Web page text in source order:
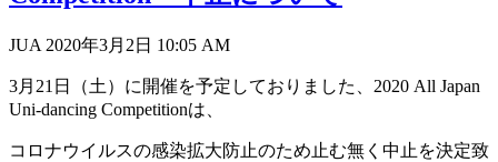
JUA 2020年3月2日 10:05 AM
3月21日（土）に開催を予定しておりました、2020 All Japan
Uni-dancing Competitionは、
コロナウイルスの感染拡大防止のため止む無く中止を決定致